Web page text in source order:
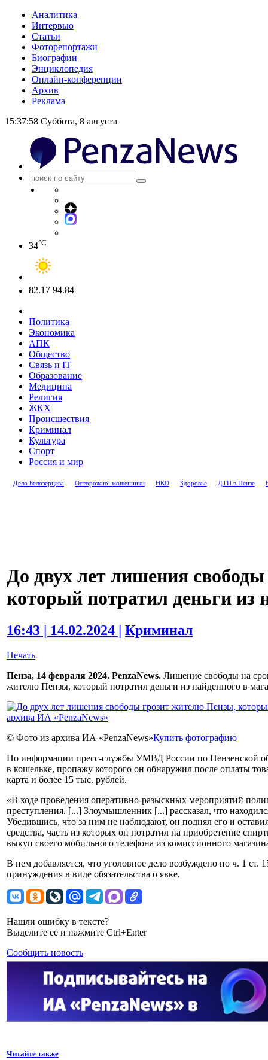
Аналитика
Интервью
Статьи
Фоторепортажи
Биографии
Энциклопедия
Онлайн-конференции
Архив
Реклама
15:37:58 Суббота, 8 августа
34°C
82.17 94.84
Политика
Экономика
АПК
Общество
Связь и IT
Образование
Медицина
Религия
ЖКХ
Происшествия
Криминал
Культура
Спорт
Россия и мир
Дело Белозерцева Осторожно: мошенники НКО Здоровье ДТП в Пензе
До двух лет лишения
который потратил деньги из
16:43 | 14.02.2024 | Криминал
Печать
Пенза, 14 февраля 2024. PenzaNews. Лишение свободы на
жителю Пензы, который потратил деньги из найденного в
© Фото из архива ИА «PenzaNews»Купить фотографию
По информации пресс-службы УМВД России по Пензенской
в кошельке, пропажу которого он обнаружил после оплаты
карта и более 15 тыс. рублей.
«В ходе проведения оперативно-разыскных мероприятий
преступления. [...] Злоумышленник [...] рассказал, что
Убедившись, что за ним не наблюдают, он поднял его и
средства, часть из которых он потратил на приобретение
выкуп своего мобильного телефона из комиссионного
В нем добавляется, что уголовное дело возбуждено по ч. 1
принуждения в виде обязательства о явке.
Нашли ошибку в тексте?
Выделите ее и нажмите Ctrl+Enter
Сообщить новость
Читайте также